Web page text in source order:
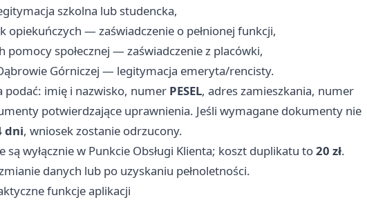
szkolna lub studencka,
opiekuńczych — zaświadczenie o pełnionej funkcji,
pomocy społecznej — zaświadczenie z placówki,
Górniczej — legitymacja emeryta/rencisty.
podać: imię i nazwisko, numer PESEL, adres zamieszkania, numer
potwierdzające uprawnienia. Jeśli wymagane dokumenty nie
dni, wniosek zostanie odrzucony.
wyłącznie w Punkcie Obsługi Klienta; koszt duplikatu to20 zł.
danych lub po uzyskaniu pełnoletności.
funkcje aplikacji